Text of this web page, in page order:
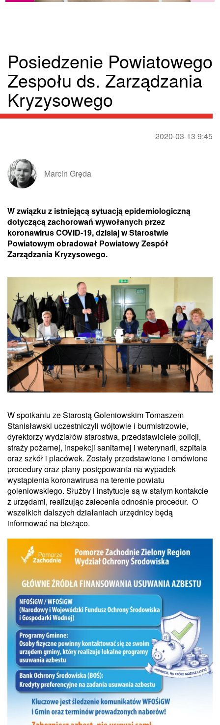
Posiedzenie Powiatowego
Zespołu ds. Zarządzania
Kryzysowego
2020-03-13 9:45
Marcin Gręda
W związku z istniejącą sytuacją epidemiologiczną
dotyczącą zachorowań wywołanych przez
koronawirus COVID-19, dzisiaj w Starostwie
Powiatowym obradował Powiatowy Zespół
Zarządzania Kryzysowego.
W spotkaniu ze Starostą Goleniowskim Tomaszem
Stanisławski uczestniczyli wójtowie i burmistrzowie,
dyrektorzy wydziałów starostwa, przedstawiciele policji,
straży pożarnej, inspekcji sanitarnej i weterynarii, szpitala
oraz szkół i placówek. Zostały przedstawione i omówione
procedury oraz plany postępowania na wypadek
wystąpienia koronawirusa na terenie powiatu
goleniowskiego. Służby i instytucje są w stałym kontakcie
z urzędami, realizując zalecenia odnośnie procedur. O
wszelkich dalszych działaniach urzędnicy będą
informować na bieżąco.